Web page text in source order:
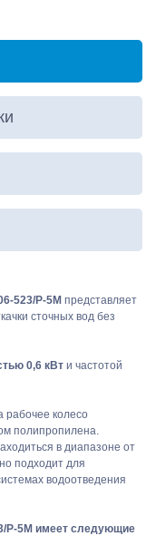
523/P-5M представляет
сточных вод без
0,6 кВт и частотой
рабочее колесо
полипропилена.
в диапазоне от
подходит для
водоотведения
P-5M имеет следующие